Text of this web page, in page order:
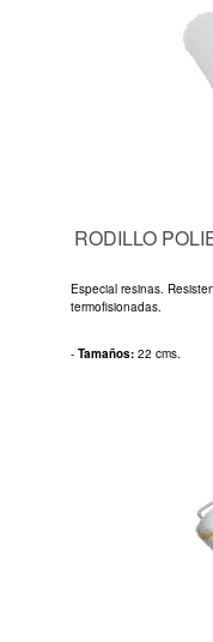
RODILLO
Especial resinas.
termofisionadas.
- Tamaños: 22 cms.